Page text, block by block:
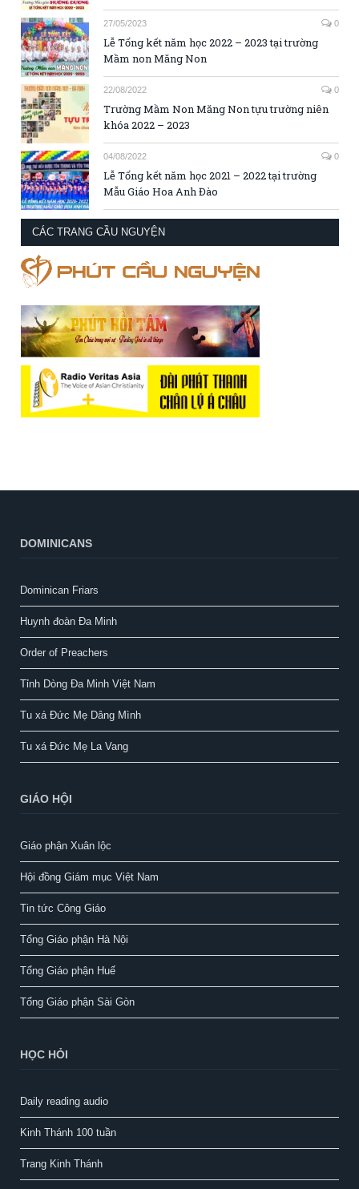
27/05/2023 0
Lễ Tổng kết năm học 2022 – 2023 tại trường
Mầm non Măng Non
22/08/2022 0
Trường Mầm Non Măng Non tựu trường niên
khóa 2022 – 2023
04/08/2022 0
Lễ Tổng kết năm học 2021 – 2022 tại trường
Mẫu Giáo Hoa Anh Đào
CÁC TRANG CẦU NGUYỆN
DOMINICANS
Dominican Friars
Huynh đoàn Đa Minh
Order of Preachers
Tỉnh Dòng Đa Minh Việt Nam
Tu xá Đức Mẹ Dâng Mình
Tu xá Đức Mẹ La Vang
GIÁO HỘI
Giáo phận Xuân lộc
Hội đồng Giám mục Việt Nam
Tin tức Công Giáo
Tổng Giáo phận Hà Nội
Tổng Giáo phận Huế
Tổng Giáo phận Sài Gòn
HỌC HỎI
Daily reading audio
Kinh Thánh 100 tuần
Trang Kinh Thánh